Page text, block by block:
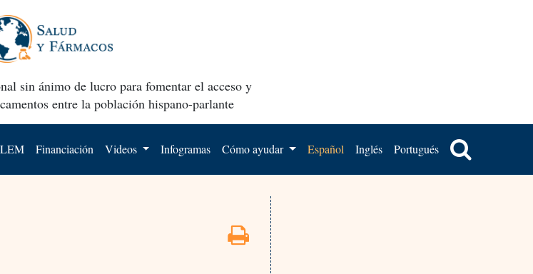
sin ánimo de lucro para fomentar el acceso y
entre la población hispano-parlante
Financiación Videos Infogramas Cómo ayudar Español Inglés Portugués